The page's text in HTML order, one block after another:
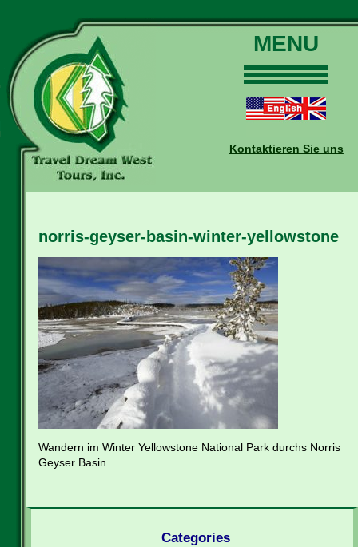
MENU
Touren
Daten und Preise
Buchungen
Kontakt
Reise-Blog
Kontaktieren Sie uns
norris-geyser-basin-winter-yellowstone
Wandern im Winter Yellowstone National Park durchs Norris
Geyser Basin
Categories